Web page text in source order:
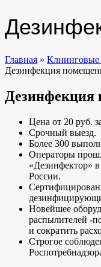
Главная » Клнинговые
Дезинфекция
Дезинфекция
Цена от 20 руб.
Срочный выезд.
Более 300
Операторы
«Дезинфектор»
России.
Новейшее
распылителей -
и сократить
Строгое